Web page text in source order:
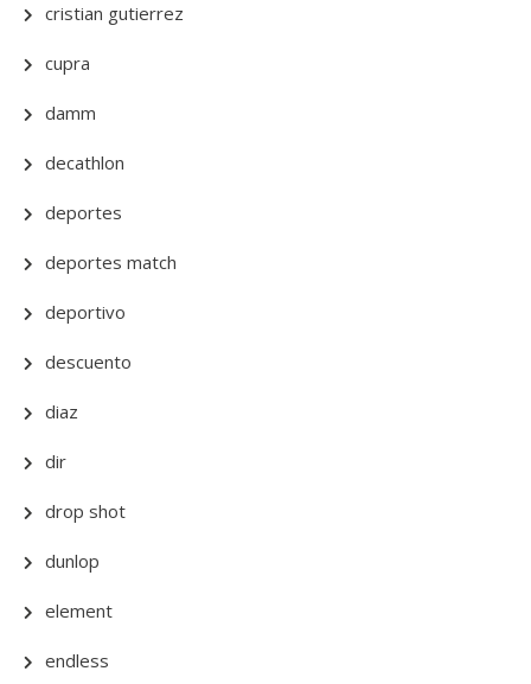
cristian gutierrez
cupra
damm
decathlon
deportes
deportes match
deportivo
descuento
diaz
dir
drop shot
dunlop
element
endless